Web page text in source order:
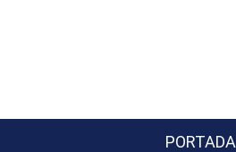
PORTADA